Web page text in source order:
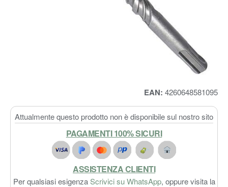
EAN: 4260648581095
Attualmente questo prodotto non è disponibile sul nostro sito
PAGAMENTI 100% SICURI
ASSISTENZA CLIENTI
Per qualsiasi esigenzaScrivici su WhatsApp, oppure visita la